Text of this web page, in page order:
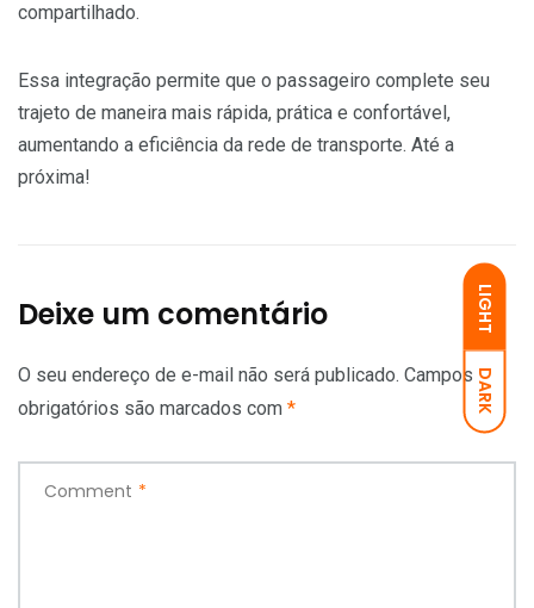
LIGHT
DARK
compartilhado.
Essa integração permite que o passageiro complete seu
trajeto de maneira mais rápida, prática e confortável,
aumentando a eficiência da rede de transporte. Até a
próxima!
Deixe um comentário
O seu endereço de e-mail não será publicado. Campos
obrigatórios são marcados com *
Comment *